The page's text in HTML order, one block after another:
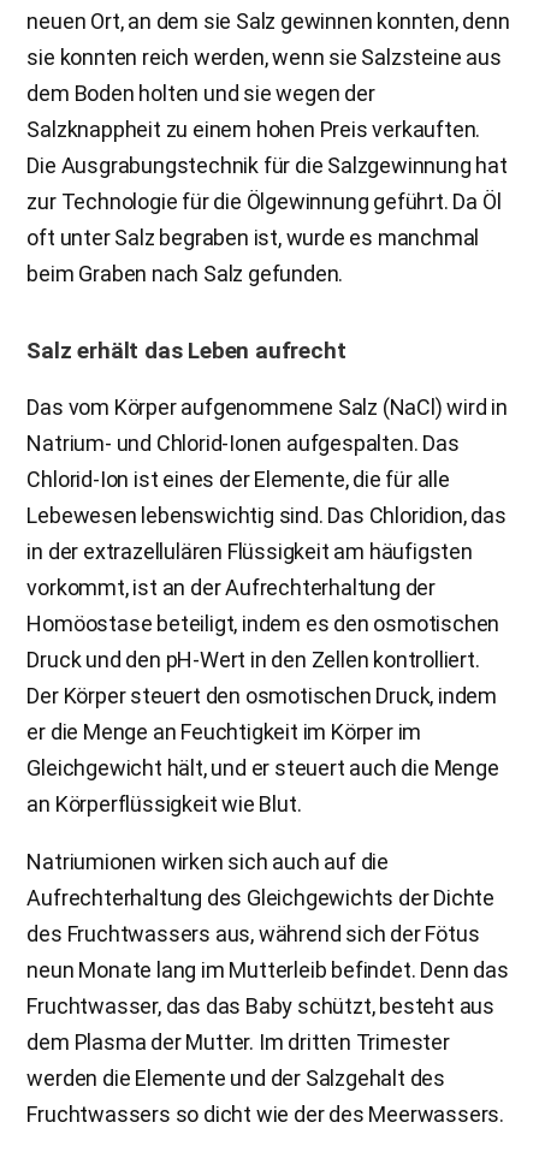
neuen Ort, an dem sie Salz gewinnen konnten, denn
sie konnten reich werden, wenn sie Salzsteine aus
dem Boden holten und sie wegen der
Salzknappheit zu einem hohen Preis verkauften.
Die Ausgrabungstechnik für die Salzgewinnung hat
zur Technologie für die Ölgewinnung geführt. Da Öl
oft unter Salz begraben ist, wurde es manchmal
beim Graben nach Salz gefunden.
Salz erhält das Leben aufrecht
Das vom Körper aufgenommene Salz (NaCl) wird in
Natrium- und Chlorid-Ionen aufgespalten. Das
Chlorid-Ion ist eines der Elemente, die für alle
Lebewesen lebenswichtig sind. Das Chloridion, das
in der extrazellulären Flüssigkeit am häufigsten
vorkommt, ist an der Aufrechterhaltung der
Homöostase beteiligt, indem es den osmotischen
Druck und den pH-Wert in den Zellen kontrolliert.
Der Körper steuert den osmotischen Druck, indem
er die Menge an Feuchtigkeit im Körper im
Gleichgewicht hält, und er steuert auch die Menge
an Körperflüssigkeit wie Blut.
Natriumionen wirken sich auch auf die
Aufrechterhaltung des Gleichgewichts der Dichte
des Fruchtwassers aus, während sich der Fötus
neun Monate lang im Mutterleib befindet. Denn das
Fruchtwasser, das das Baby schützt, besteht aus
dem Plasma der Mutter. Im dritten Trimester
werden die Elemente und der Salzgehalt des
Fruchtwassers so dicht wie der des Meerwassers.